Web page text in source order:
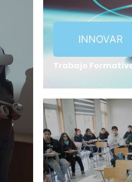
INNOVAR
Trabajo